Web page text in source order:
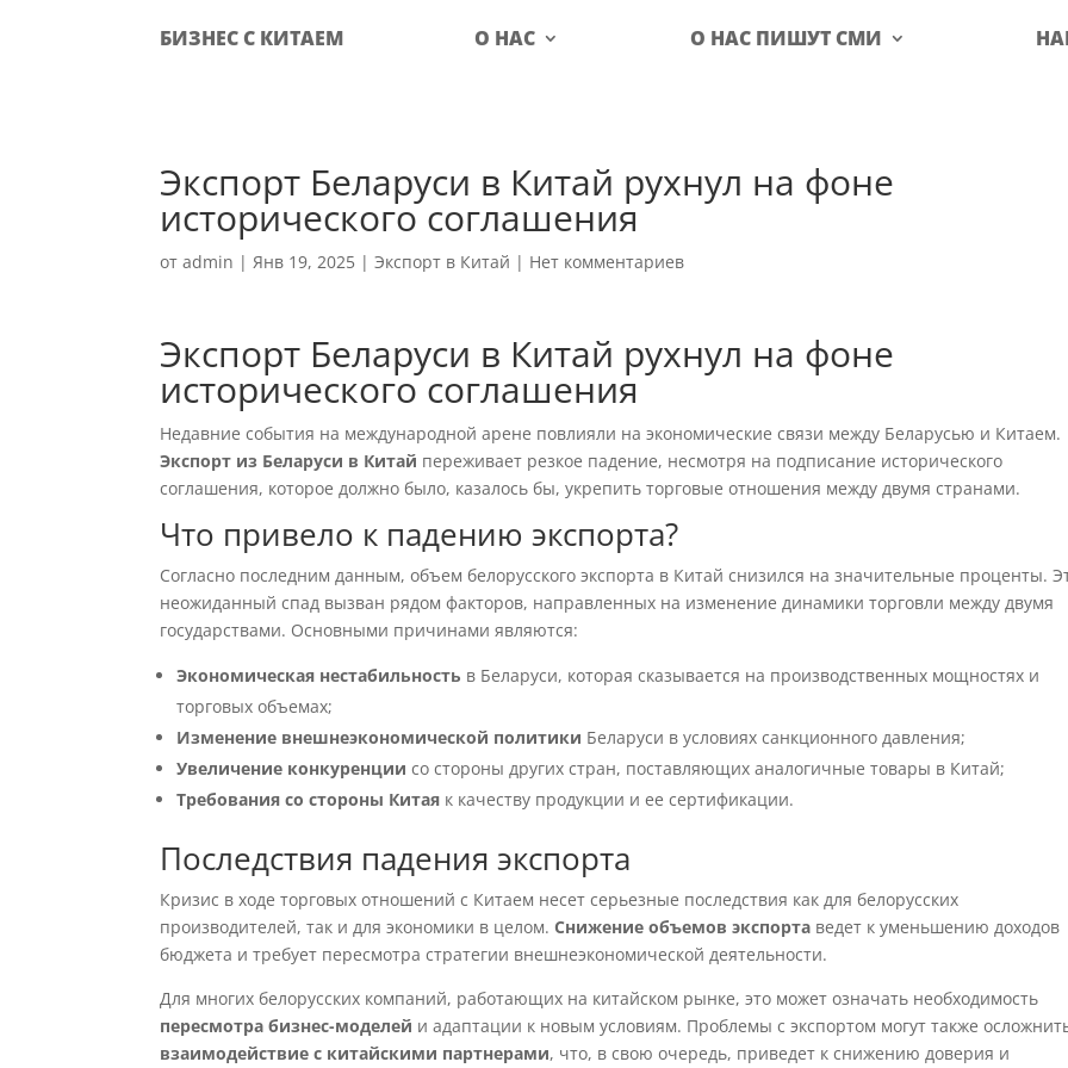
БИЗНЕС С КИТАЕМ О НАС О НАС ПИШУТ СМИ
Экспорт Беларуси в Китай рухнул на фоне
исторического соглашения
отadmin |Янв 19, 2025 |Экспорт в Китай | Нет комментариев
Экспорт Беларуси в Китай рухнул на фоне
исторического соглашения
Недавние события на международной арене повлияли на экономические связи между Беларусью и Китаем.
Экспорт из Беларуси в Китай переживает резкое падение, несмотря на подписание исторического
соглашения, которое должно было, казалось бы, укрепить торговые отношения между двумя странами.
Что привело к падению экспорта?
Согласно последним данным, объем белорусского экспорта в Китай снизился на значительные проценты.
неожиданный спад вызван рядом факторов, направленных на изменение динамики торговли между двумя
государствами. Основными причинами являются:
Экономическая нестабильность в Беларуси, которая сказывается на производственных мощностях и
торговых объемах;
Изменение внешнеэкономической политики Беларуси в условиях санкционного давления;
Увеличение конкуренции со стороны других стран, поставляющих аналогичные товары в Китай;
Требования со стороны Китая к качеству продукции и ее сертификации.
Последствия падения экспорта
Кризис в ходе торговых отношений с Китаем несет серьезные последствия как для белорусских
производителей, так и для экономики в целом.Снижение объемов экспорта ведет к уменьшению доходов
бюджета и требует пересмотра стратегии внешнеэкономической деятельности.
Для многих белорусских компаний, работающих на китайском рынке, это может означать необходимость
пересмотра бизнес-моделей и адаптации к новым условиям. Проблемы с экспортом могут также
взаимодействие с китайскими партнерами, что, в свою очередь, приведет к снижению доверия и